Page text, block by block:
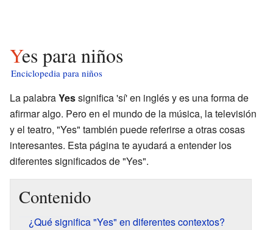
Yes para niños
Enciclopedia para niños
La palabraYessignifica 'sí' en inglés y es una forma de
afirmar algo. Pero en el mundo de la música, la televisión
y el teatro, "Yes" también puede referirse a otras cosas
interesantes. Esta página te ayudará a entender los
diferentes significados de "Yes".
Contenido
¿Qué significa "Yes" en diferentes contextos?